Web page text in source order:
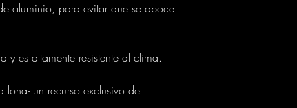
aluminio, para evitar que se apoce
y es altamente resistente al clima.
lona- un recurso exclusivo del